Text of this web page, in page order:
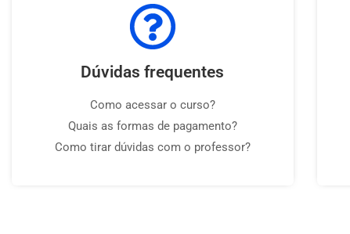
Dúvidas frequentes
Como acessar o curso?
Quais as formas de pagamento?
Como tirar dúvidas com o professor?